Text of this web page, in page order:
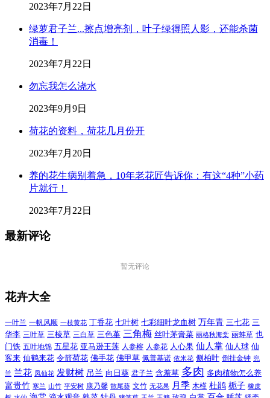
2023年7月22日
绿萝君子兰...擦点增亮剂，叶子绿得照人影，还能杀菌
消毒！
2023年7月22日
勿忘我怎么浇水
2023年9月9日
荷花的资料，荷花几月份开
2023年7月20日
养的花生病别着急，10年老花匠告诉你：有这“4种”小药
片就行！
2023年7月22日
最新评论
暂无评论
花卉大全
一叶兰 一帆风顺 一枝黄花 丁香花 七叶树 七彩细叶龙血树 万年青 三七花 三
华李 三叶草 三棱草 三白草 三色堇 三角梅 丝叶茅膏菜 丽格秋海棠 丽蚌草 也
门铁 五叶地锦 五星花 亚马逊王莲 人参榕 人参花 人心果 仙人掌 仙人球 仙
客来 仙鹤来花 令箭荷花 佛手花 佛甲草 佩普基诺 依米花 侧柏叶 倒挂金钟 兜
兰 兰花 凤仙花 发财树 吊兰 向日葵 君子兰 含羞草 多肉 多肉植物怎么养
富贵竹 寒兰 山竹 平安树 康乃馨 散尾葵 文竹 无花果 月季 木槿 杜鹃 栀子 橡皮